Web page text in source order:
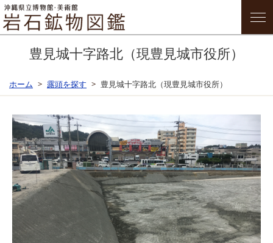
豊見城十字路北（現豊見城市役所）
ホーム 露頭を探す 豊見城十字路北（現豊見城市役所）